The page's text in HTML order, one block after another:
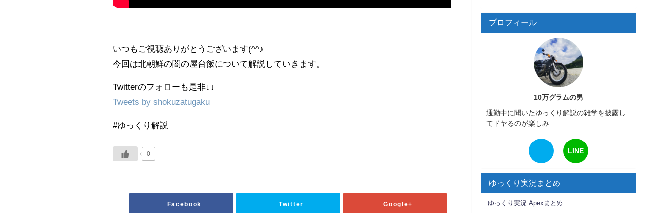
いつもご視聴ありがとうございます(^^♪
今回は北朝鮮の闇の屋台飯について解説していきます。
Twitterのフォローも是非↓↓
Tweets by shokuzatugaku
#ゆっくり解説
0
Facebook Twitter Google+
プロフィール
10万グラムの男
通勤中に聞いたゆっくり解説の雑学を披露し
てドヤるのが楽しみ
LINE
ゆっくり実況まとめ
ゆっくり実況 Apexまとめ